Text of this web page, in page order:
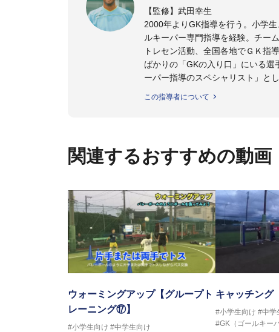
【監修】武田幸生
2000年よりGK指導を行う。小学
ルキーパー専門指導を経験。チー
トレセン活動、全国各地でＧＫ指
ばかりの「GKの入り口」にいる
ーパー指導のスペシャリスト」とし
この指導者について
関連するおすすめの動画
ウォーミングアップ【グループト
レーニング⑰】
#小学生向け #中学生向け
キャッチング
#小学生向け #中学
#GK（ゴールキーパ